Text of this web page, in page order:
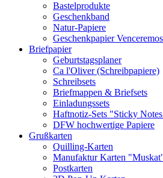
Bastelprodukte
Geschenkband
Natur-Papiere
Geschenkpapier Venceremos
Briefpapier
Geburtstagsplaner
Ca l'Oliver (Schreibpapiere)
Schreibsets
Briefmappen & Briefsets
Einladungssets
Haftnotiz-Sets "Sticky
DFW hochwertige Papiere
Grußkarten
Quilling-Karten
Manufaktur Karten
Postkarten